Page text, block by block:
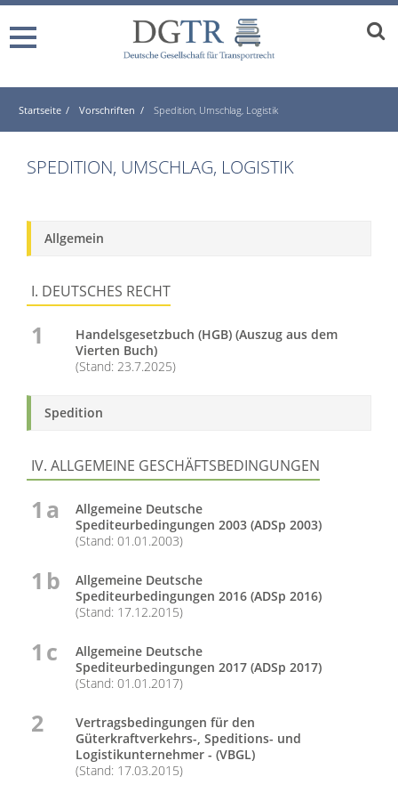
Startseite Vorschriften Spedition, Umschlag, Logistik
SPEDITION, UMSCHLAG, LOGISTIK
Allgemein
I. DEUTSCHES RECHT
1
Handelsgesetzbuch (HGB) (Auszug aus dem
Vierten Buch)
(Stand: 23.7.2025)
Spedition
IV. ALLGEMEINE GESCHÄFTSBEDINGUNGEN
1 a
Allgemeine Deutsche
Spediteurbedingungen 2003 (ADSp 2003)
(Stand: 01.01.2003)
1 b
Allgemeine Deutsche
Spediteurbedingungen 2016 (ADSp 2016)
(Stand: 17.12.2015)
1 c
Allgemeine Deutsche
Spediteurbedingungen 2017 (ADSp 2017)
(Stand: 01.01.2017)
2
Vertragsbedingungen für den
Güterkraftverkehrs-, Speditions- und
Logistikunternehmer - (VBGL)
(Stand: 17.03.2015)